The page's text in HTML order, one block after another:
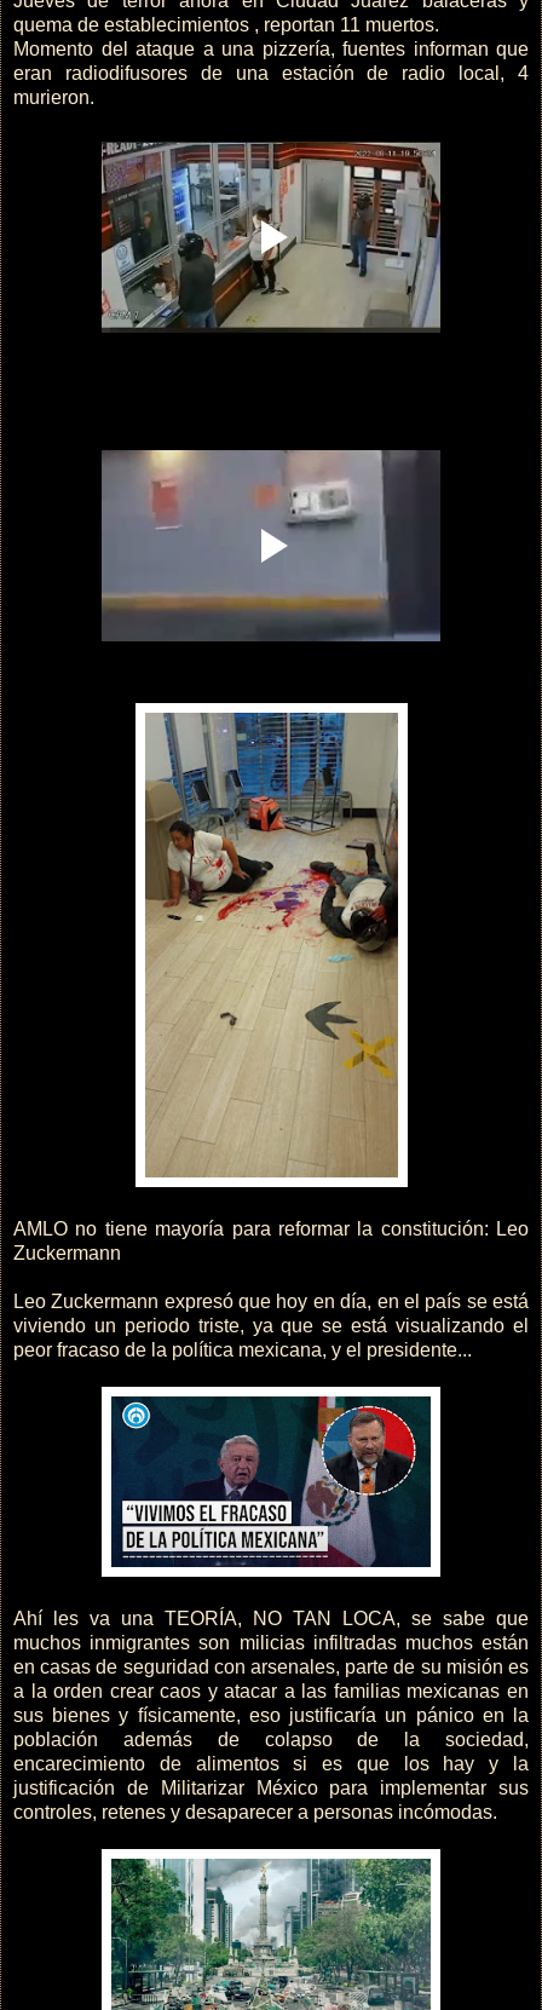
quema de establecimientos , reportan 11 muertos.
Momento del ataque a una pizzería, fuentes informan que
eran radiodifusores de una estación de radio local, 4
murieron.
AMLO no tiene mayoría para reformar la constitución: Leo
Zuckermann
Leo Zuckermann expresó que hoy en día, en el país se está
viviendo un periodo triste, ya que se está visualizando el
peor fracaso de la política mexicana, y el presidente...
Ahí les va una TEORÍA, NO TAN LOCA, se sabe que
muchos inmigrantes son milicias infiltradas muchos están
en casas de seguridad con arsenales, parte de su misión es
a la orden crear caos y atacar a las familias mexicanas en
sus bienes y físicamente, eso justificaría un pánico en la
población además de colapso de la sociedad,
encarecimiento de alimentos si es que los hay y la
justificación de Militarizar México para implementar sus
controles, retenes y desaparecer a personas incómodas.